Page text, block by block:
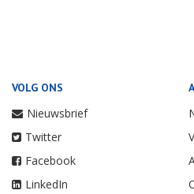
VOLG ONS
Nieuwsbrief
Twitter
Facebook
LinkedIn